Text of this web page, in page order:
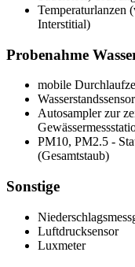
Temperaturlanzen
Interstitial)
Probenahme
mobile
Autosampler zur
PM10, PM2.5 -
(Gesamtstaub)
Sonstige
Luftdrucksensor
Luxmeter